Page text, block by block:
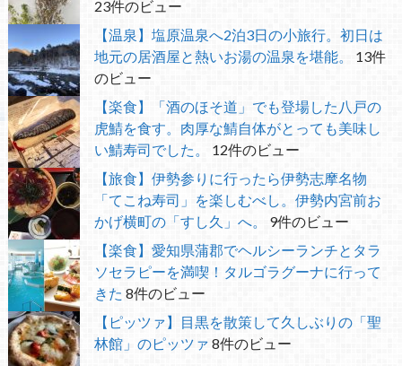
23件のビュー
【温泉】塩原温泉へ2泊3日の小旅行。初日は
地元の居酒屋と熱いお湯の温泉を堪能。
13件
のビュー
【楽食】「酒のほそ道」でも登場した八戸の
虎鯖を食す。肉厚な鯖自体がとっても美味し
い鯖寿司でした。
12件のビュー
【旅食】伊勢参りに行ったら伊勢志摩名物
「てこね寿司」を楽しむべし。伊勢内宮前お
かげ横町の「すし久」へ。
9件のビュー
【楽食】愛知県蒲郡でヘルシーランチとタラ
ソセラピーを満喫！タルゴラグーナに行って
きた 8件のビュー
【ピッツァ】目黒を散策して久しぶりの「聖
林館」のピッツァ 8件のビュー